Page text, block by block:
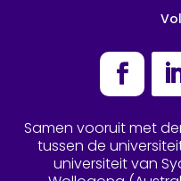
Samen vooruit met
tussen de
universiteit van